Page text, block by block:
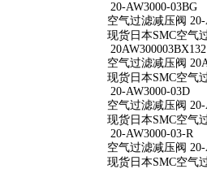
20-AW3000-03BG
空气过滤减压阀 20-
现货日本SMC空气
20AW300003BX132
空气过滤减压阀
现货日本SMC空气
20-AW3000-03D
空气过滤减压阀 20-
现货日本SMC空气
20-AW3000-03-R
空气过滤减压阀 20-
现货日本SMC空气